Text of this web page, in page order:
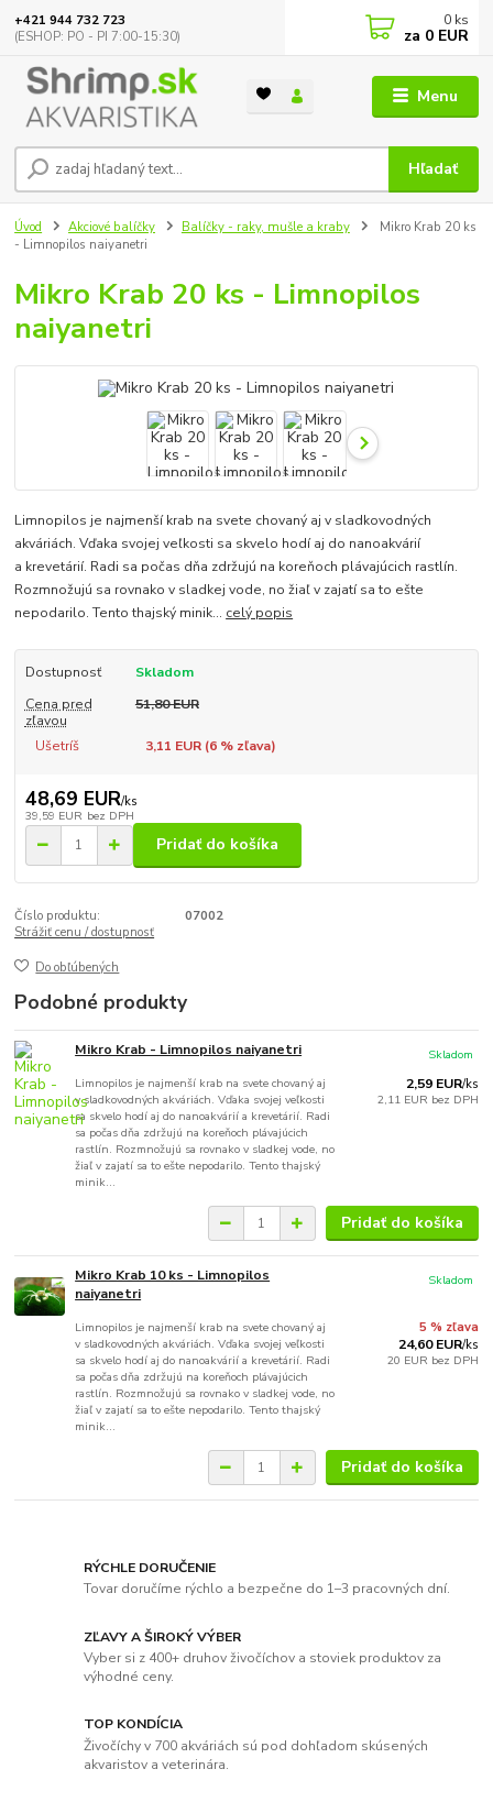
Menu
Hľadať
+421 944 732 723
(ESHOP: PO - PI 7:00-15:30)
0 ks
za 0 EUR
Úvod Akciové balíčky Balíčky - raky, mušle a kraby
Mikro Krab 20 ks
- Limnopilos naiyanetri
Mikro Krab 20 ks - Limnopilos
naiyanetri
Limnopilos je najmenší krab na svete chovaný aj v sladkovodných
akváriách. Vďaka svojej veľkosti sa skvelo hodí aj do nanoakvárií
a krevetárií. Radi sa počas dňa zdržujú na koreňoch plávajúcich rastlín.
Rozmnožujú sa rovnako v sladkej vode, no žiaľ v zajatí sa to ešte
nepodarilo. Tento thajský minik... celý popis
Dostupnosť
Skladom
Cena pred
zľavou
51,80 EUR
Ušetríš 3,11 EUR (6% zľava)
48,69 EUR/ks
39,59 EUR bez DPH
Pridať do košíka
Číslo produktu:
07002
Strážiť cenu / dostupnosť
Do obľúbených
Podobné produkty
Mikro Krab - Limnopilos naiyanetri
Limnopilos je najmenší krab na svete chovaný aj
v sladkovodných akváriách. Vďaka svojej veľkosti
sa skvelo hodí aj do nanoakvárií a krevetárií. Radi
sa počas dňa zdržujú na koreňoch plávajúcich
rastlín. Rozmnožujú sa rovnako v sladkej vode, no
žiaľ v zajatí sa to ešte nepodarilo. Tento thajský
minik...
2,59 EUR/ks
2,11 EUR bez DPH
Skladom
Pridať do košíka
Mikro Krab 10 ks - Limnopilos
naiyanetri
Limnopilos je najmenší krab na svete chovaný aj
v sladkovodných akváriách. Vďaka svojej veľkosti
sa skvelo hodí aj do nanoakvárií a krevetárií. Radi
sa počas dňa zdržujú na koreňoch plávajúcich
rastlín. Rozmnožujú sa rovnako v sladkej vode, no
žiaľ v zajatí sa to ešte nepodarilo. Tento thajský
minik...
5 % zľava
24,60 EUR/ks
20 EUR bez DPH
Skladom
Pridať do košíka
RÝCHLE DORUČENIE
Tovar doručíme rýchlo a bezpečne do 1–3 pracovných dní.
ZĽAVY A ŠIROKÝ VÝBER
Vyber si z 400+ druhov živočíchov a stoviek produktov za
výhodné ceny.
TOP KONDÍCIA
Živočíchy v 700 akváriách sú pod dohľadom skúsených
akvaristov a veterinára.